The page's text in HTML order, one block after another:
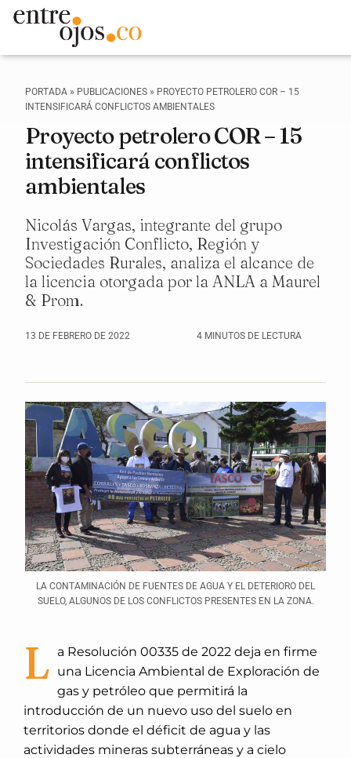
PORTADA » PUBLICACIONES » PROYECTO PETROLERO COR – 15
INTENSIFICARÁ CONFLICTOS AMBIENTALES
Proyecto petrolero COR – 15
intensificará conflictos
ambientales
Nicolás Vargas, integrante del grupo
Investigación Conflicto, Región y
Sociedades Rurales, analiza el alcance de
la licencia otorgada por la ANLA a Maurel
& Prom.
13 DE FEBRERO DE 2022 4 MINUTOS DE LECTURA
LA CONTAMINACIÓN DE FUENTES DE AGUA Y EL DETERIORO DEL
SUELO, ALGUNOS DE LOS CONFLICTOS PRESENTES EN LA ZONA.
L a Resolución 00335 de 2022 deja en firme
una Licencia Ambiental de Exploración de
gas y petróleo que permitirá la
introducción de un nuevo uso del suelo en
territorios donde el déficit de agua y las
actividades mineras subterráneas y a cielo